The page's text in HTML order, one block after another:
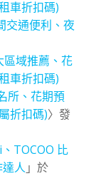
車折扣碼)
交通便利、夜
區域推薦、花
車折扣碼)
所、花期預
折扣碼)〉發
TOCOO 比
人 」於